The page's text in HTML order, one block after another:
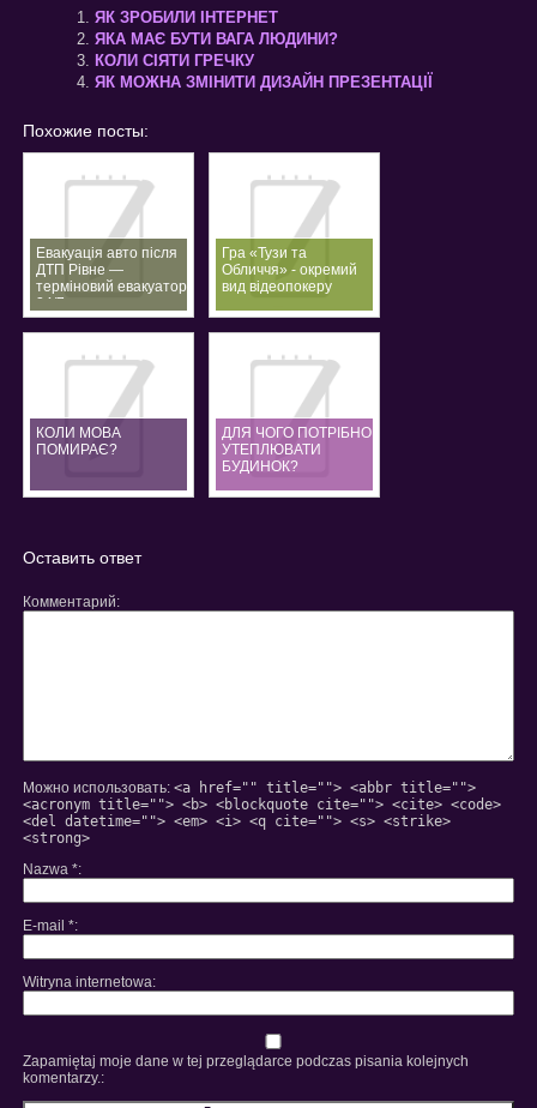
ЯК ЗРОБИЛИ ІНТЕРНЕТ
ЯКА МАЄ БУТИ ВАГА ЛЮДИНИ?
КОЛИ СІЯТИ ГРЕЧКУ
ЯК МОЖНА ЗМІНИТИ ДИЗАЙН ПРЕЗЕНТАЦІЇ
Похожие посты:
Евакуація авто після
ДТП Рівне —
терміновий евакуатор
24/7
Гра «Тузи та
Обличчя» - окремий
вид відеопокеру
КОЛИ МОВА
ПОМИРАЄ?
ДЛЯ ЧОГО ПОТРІБНО
УТЕПЛЮВАТИ
БУДИНОК?
Оставить ответ
Комментарий
Можно использовать: <a href="" title=""> <abbr title="">
<acronym title=""> <b> <blockquote cite=""> <cite> <code>
<del datetime=""> <em> <i> <q cite=""> <s> <strike>
<strong>
Nazwa *
E-mail *
Witryna internetowa
Zapamiętaj moje dane w tej przeglądarce podczas pisania kolejnych
komentarzy.